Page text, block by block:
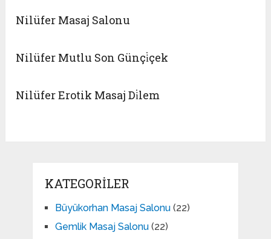
Nilüfer Masaj Salonu
Nilüfer Mutlu Son Günçi̇çek
Nilüfer Erotik Masaj Di̇lem
KATEGORILER
Büyükorhan Masaj Salonu(22)
Gemlik Masaj Salonu(22)